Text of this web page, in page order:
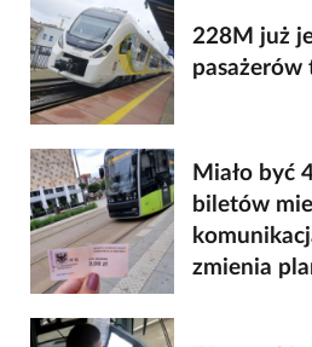
228M już
pasażerów
Miało być
biletów
zmienia